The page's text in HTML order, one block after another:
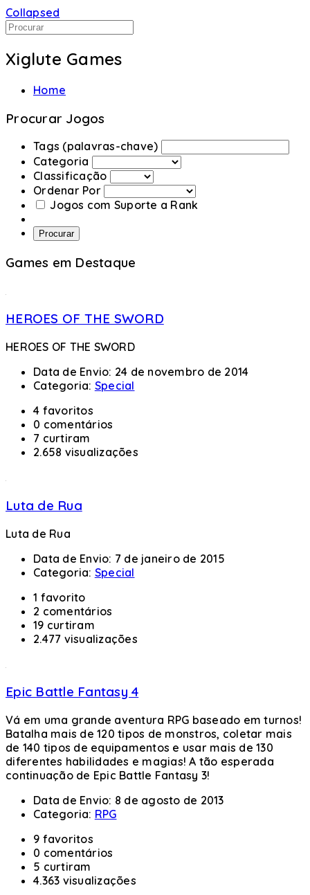
Collapsed
Xiglute Games
Home
Procurar Jogos
Tags (palavras-chave)
Categoria
Classificação
Ordenar Por
Jogos com Suporte a Rank
Procurar
Games em Destaque
HEROES OF THE SWORD
HEROES OF THE SWORD
Data de Envio: 24 de novembro de 2014
Categoria: Special
4 favoritos
0 comentários
7 curtiram
2.658 visualizações
Luta de Rua
Luta de Rua
Data de Envio: 7 de janeiro de 2015
Categoria: Special
1 favorito
2 comentários
19 curtiram
2.477 visualizações
Epic Battle Fantasy 4
Vá em uma grande aventura RPG baseado em turnos!
Batalha mais de 120 tipos de monstros, coletar mais
de 140 tipos de equipamentos e usar mais de 130
diferentes habilidades e magias! A tão esperada
continuação de Epic Battle Fantasy 3!
Data de Envio: 8 de agosto de 2013
Categoria: RPG
9 favoritos
0 comentários
5 curtiram
4.363 visualizações